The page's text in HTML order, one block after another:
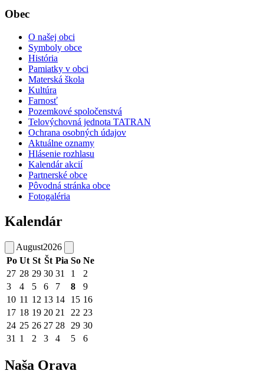
Obec
O našej obci
Symboly obce
História
Pamiatky v obci
Materská škola
Kultúra
Farnosť
Pozemkové spoločenstvá
Telovýchovná jednota TATRAN
Ochrana osobných údajov
Aktuálne oznamy
Hlásenie rozhlasu
Kalendár akcií
Partnerské obce
Pôvodná stránka obce
Fotogaléria
Kalendár
August2026
Po Ut St Št Pia So Ne
27 28 29 30 31 1
2
3
4 5 6 7 8
9
10 11 12 13 14 15 16
17 18 19 20 21 22 23
24 25 26 27 28 29 30
31 1 2 3 4 5 6
Naša Orava